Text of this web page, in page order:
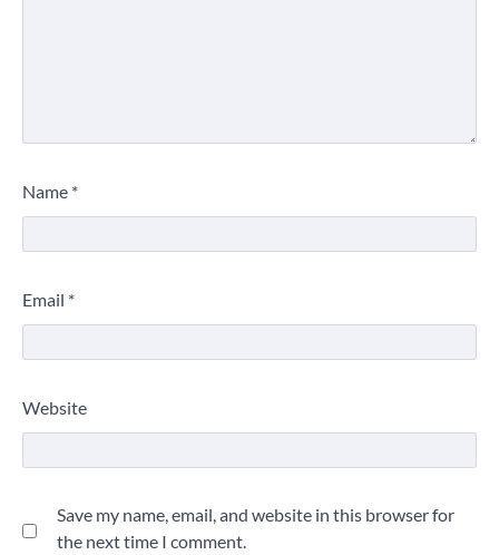
Name *
Email *
Website
Save my name, email, and website in this browser for
the next time I comment.